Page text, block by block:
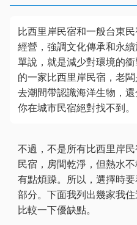
比西里岸民宿和一般台東
經營，強調文化傳承和永
單說，就是減少對環境的
的一家比西里岸民宿，老
去潮間帶認識海洋生物，
你在城市民宿絕對找不到。
不過，不是所有比西里岸
民宿，房間乾淨，但熱水
有點煩躁。所以，選擇時
部分。下面我列出幾家我
比較一下優缺點。